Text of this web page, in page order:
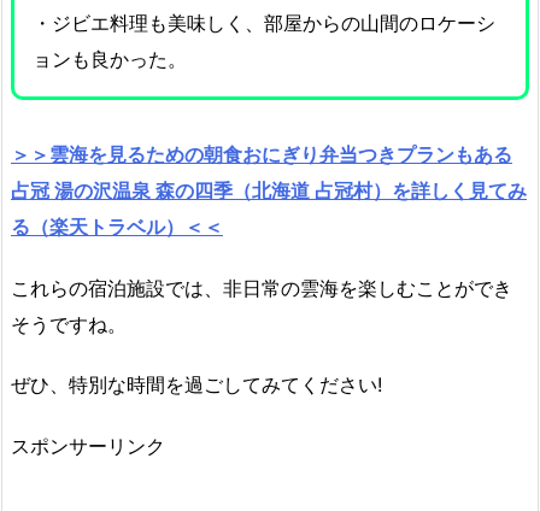
・ジビエ料理も美味しく、部屋からの山間のロケーシ
ョンも良かった。
＞＞雲海を見るための朝食おにぎり弁当つきプランもある
占冠 湯の沢温泉 森の四季（北海道 占冠村）を詳しく見てみ
る（楽天トラベル）＜＜
これらの宿泊施設では、非日常の雲海を楽しむことができ
そうですね。
ぜひ、特別な時間を過ごしてみてください!
スポンサーリンク